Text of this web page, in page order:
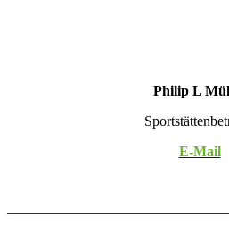
Philip L
E-Mail